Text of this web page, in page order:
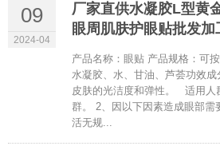
09
2024-04
厂家直供水凝胶L型黄
眼周肌肤护眼贴批发加
产品名称：眼贴 产品规格：可
水凝胶、水、甘油、芦荟功效
皮肤的光洁度和弹性。 适用人
群。 2、因以下因素造成眼部需
活无规...